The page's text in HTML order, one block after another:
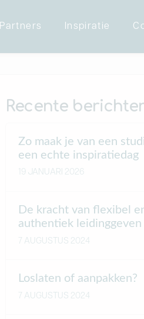
Partners Inspiratie
Recente
Zo maak je van een
een echte inspiratiedag
19 JANUARI 2026
De kracht van flexibel
authentiek leidinggeven
7 AUGUSTUS 2024
Loslaten of aanpakken?
7 AUGUSTUS 2024